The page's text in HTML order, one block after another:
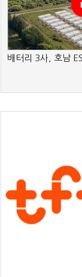
배터리 3사, 호남